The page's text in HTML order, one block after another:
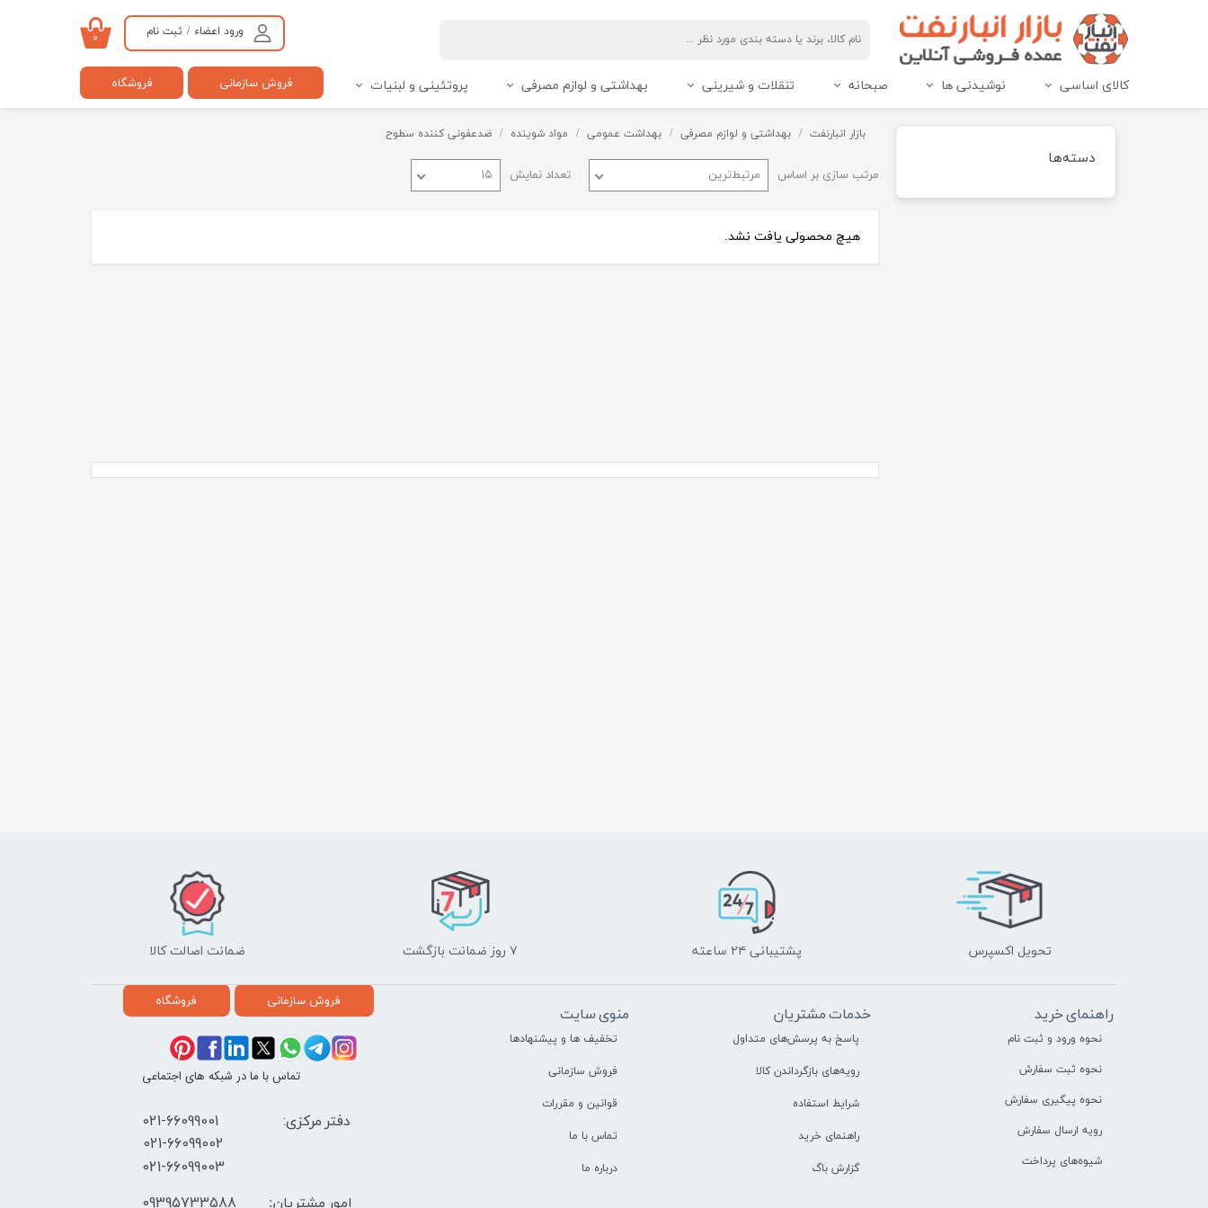
ورود اعضاء / ثبت نام
تغییر گذر واژه
۰
کالای اساسی نوشیدنی ها صبحانه تنقلات و شیرینی بهداشتی و لوازم مصرفی پروتئینی و لبنیات فروش سازمانی فروشگاه
دسته‌ها
بازار انبارنفت بهداشتی و لوازم مصرفی بهداشت عمومی مواد شوینده ضدعفونی کننده سطوح
مرتب سازی بر اساس مرتبط‌ترین تعداد نمایش ۱۵
هیچ محصولی یافت نشد.
تحویل اکسپرس پشتیبانی ۲۴ ساعته ۷ روز ضمانت بازگشت ضمانت اصالت کالا
راهنمای خرید
نحوه ورود و ثبت نام
نحوه ثبت سفارش
نحوه پیگیری سفارش
رویه ارسال سفارش
شیوه‌های پرداخت
خدمات مشتریان
پاسخ به پرسش‌های متداول
رویه‌های بازگرداندن کالا
شرایط استفاده
راهنمای خرید
گزارش باگ
منوی سایت
تخفیف ها و پیشنهادها
فروش سازمانی
قوانین و مقررات
تماس با ما
درباره ما
فروش سازمانی فروشگاه
دفتر مرکزی: 66099001-021
امور مشتریان: 09395733588
​021-66099002
تماس با ما در شبکه های اجتماعی